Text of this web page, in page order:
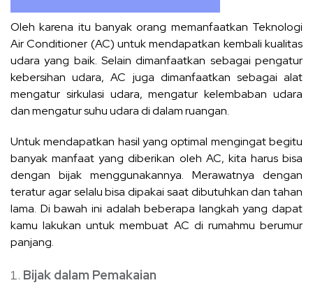
Oleh karena itu banyak orang memanfaatkan Teknologi
Air Conditioner (AC) untuk mendapatkan kembali kualitas
udara yang baik. Selain dimanfaatkan sebagai pengatur
kebersihan udara, AC juga dimanfaatkan sebagai alat
mengatur sirkulasi udara, mengatur kelembaban udara
dan mengatur suhu udara di dalam ruangan.
Untuk mendapatkan hasil yang optimal mengingat begitu
banyak manfaat yang diberikan oleh AC, kita harus bisa
dengan bijak menggunakannya. Merawatnya dengan
teratur agar selalu bisa dipakai saat dibutuhkan dan tahan
lama. Di bawah ini adalah beberapa langkah yang dapat
kamu lakukan untuk membuat AC di rumahmu berumur
panjang.
Bijak dalam Pemakaian